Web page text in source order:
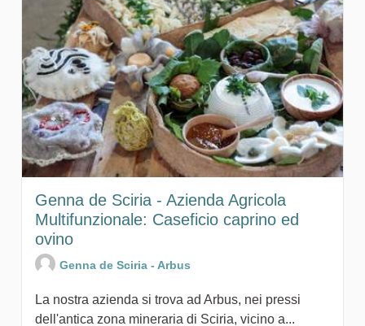
Genna de Sciria - Azienda Agricola
Multifunzionale: Caseficio caprino ed
ovino
Genna de Sciria - Arbus
La nostra azienda si trova ad Arbus, nei pressi
dell'antica zona mineraria di Sciria, vicino a...